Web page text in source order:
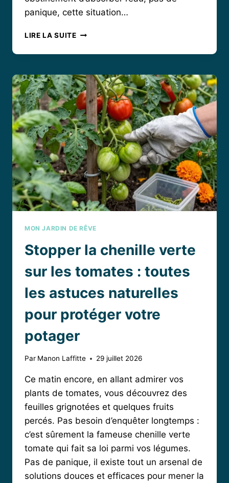
panique, cette situation…
LIRE LA SUITEPOURQUOI
TERREAU
PLUS
L’EAU
?
SOLUTIONS
POUR
UN
TERREAU
SEC
ET
IMPERMÉABLE
MON JARDIN DE RÊVE
Stopper la chenille verte
sur les tomates : toutes
les astuces naturelles
pour protéger votre
potager
Par Manon Laffitte 29 juillet 2026
Ce matin encore, en allant admirer vos
plants de tomates, vous découvrez des
feuilles grignotées et quelques fruits
percés. Pas besoin d’enquêter longtemps :
c’est sûrement la fameuse chenille verte
tomate qui fait sa loi parmi vos légumes.
Pas de panique, il existe tout un arsenal de
solutions douces et efficaces pour mener la